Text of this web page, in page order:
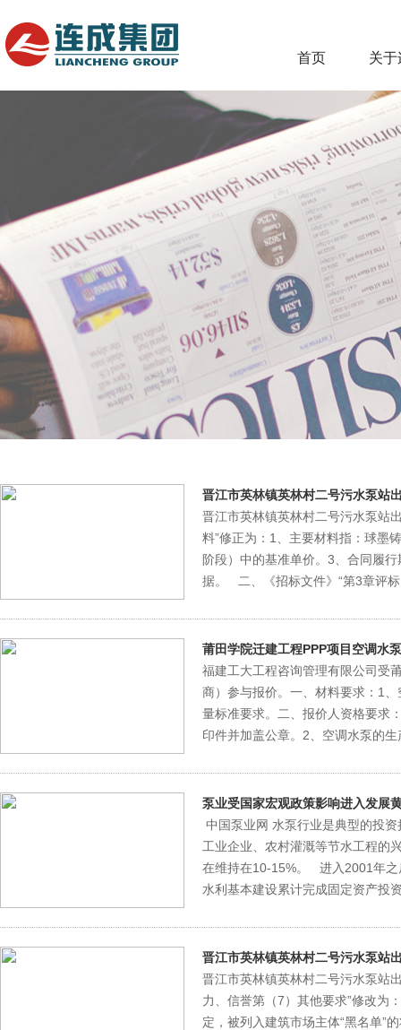
首页 关于
晋江市英林镇英林村二号污水泵站
晋江市英林镇英林村二号污水泵站
料”修正为：1、主要材料指：球墨
阶段）中的基准单价。3、合同履
据。 二、《招标文件》“第3章评
莆田学院迁建工程PPP项目空调水
福建工大工程咨询管理有限公司受
商）参与报价。一、材料要求：1
量标准要求。二、报价人资格要求
印件并加盖公章。2、空调水泵的
泵业受国家宏观政策影响进入发展
中国泵业网 水泵行业是典型的投
工业企业、农村灌溉等节水工程的
在维持在10-15%。 进入2001年之
水利基本建设累计完成固定资产投
晋江市英林镇英林村二号污水泵站
晋江市英林镇英林村二号污水泵站
力、信誉第（7）其他要求”修改为
定，被列入建筑市场主体“黑名单”